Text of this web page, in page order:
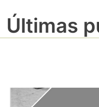
Últimas